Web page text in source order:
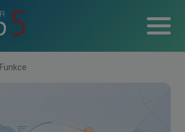
Funkce